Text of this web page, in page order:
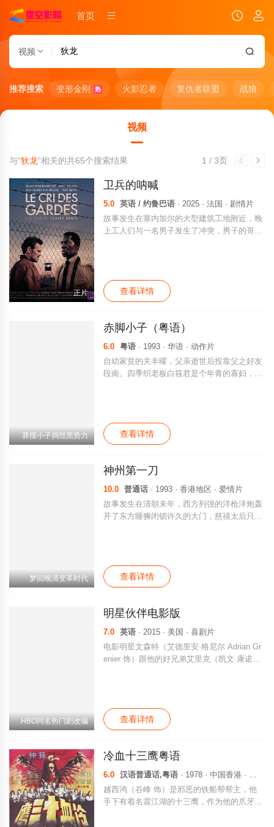
首页
视频
推荐搜索 变形金刚 热 火影忍者 复仇者联盟 战狼
视频
1 / 3页
与“狄龙”相关的共65个搜索结果
正片
卫兵的呐喊
5.0 英语 / 约鲁巴语 · 2025 · 法国 · 剧情片
故事发生在塞内加尔的大型建筑工地附近，晚
上工人们与一名男子发生了冲突，男子的哥哥
查看详情
莽撞小子捣毁黑势力
赤脚小子（粤语）
6.0 粤语 · 1993 · 华语 · 动作片
自幼家贫的关丰曜，父亲逝世后投靠父之好友
段南。四季织老板白筱君是个年青的寡妇，对
季织，含恨在心。关单人匹马打擂台，喀见关
身手不凡，诱骗他加入天龙坊，更布局令关杀
死好友之父。
查看详情
梦回晚清变革时代
神州第一刀
10.0 普通话 · 1993 · 香港地区 · 爱情片
故事发生在清朝末年，西方列强的洋枪洋炮轰
开了东方睡狮闭锁许久的大门，慈禧太后只手
大刀队长王五怀有一身高超武艺，然而在刺杀
日军司令的行动中他遭遇惨痛的败绩，手下们
相继阵亡，愧对部下的他跳崖自杀，侥幸生还
结识了谭嗣同和袁世凯，三人情投意合，携手
上京闯荡。创立了强武学会的王五邂逅了美人
颜夕，而对方却是奕亲王的爱妃。国家局势动
荡不安，王五和谭嗣同、袁世凯也各自走上了
不同的人生之路……
查看详情
HBO同名热门剧改编
明星伙伴电影版
7.0 英语 · 2015 · 美国 · 喜剧片
电影明星文森特（艾德里安·格尼尔 Adrian Gr
enier 饰）跟他的好兄弟艾里克（凯文·康诺利
总经理阿里（杰里米·皮文 Jeremy Piven 饰）
的旗下。他们在竞争激烈的好莱坞演艺圈里摸
爬滚打，杀出重围，在这期间，他们的目标也
比……
查看详情
冷血十三鹰粤语
6.0 汉语普通话,粤语 · 1978 · 中国香港 · 动作片
越西鸿（谷峰 饰）是邪恶的铁船帮帮主，他
手下有着名震江湖的十三鹰，作为他的爪牙，